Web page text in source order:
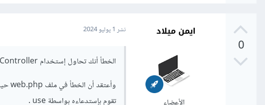
0
ايمن ميلاد نشر 1 يوليو 2024
الخطأ أنك تحاول إستخدام StudentController وهو غير موجود .
تقوم بإستدعاءه بواسطة use .